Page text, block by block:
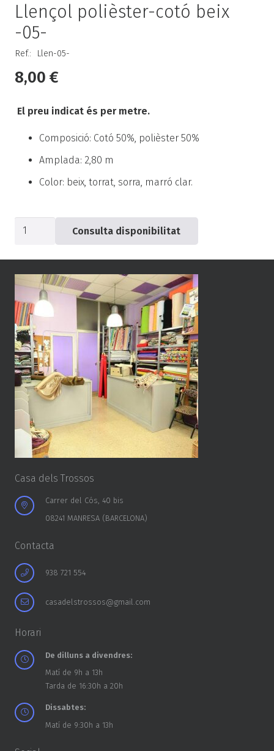
Llençol polièster-cotó beix
-05-
Ref.: Llen-05-
8,00 €
El preu indicat és per metre.
Composició: Cotó 50%, polièster 50%
Amplada: 2,80 m
Color: beix, torrat, sorra, marró clar.
quantitat
Llençol
polièster-
beix
-05-
Consulta disponibilitat
Casa dels Trossos
Carrer del Cós, 40 bis
08241 MANRESA (BARCELONA)
Contacta
938 721 554
casadelstrossos@gmail.com
Horari
De dilluns a divendres:
Matí de 9h a 13h
Tarda de 16:30h a 20h
Dissabtes:
Matí de 9:30h a 13h